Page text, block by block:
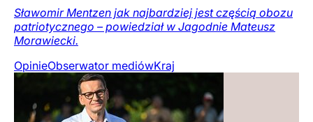
Sławomir Mentzen jak najbardziej jest częścią obozu
patriotycznego – powiedział w Jagodnie Mateusz
Morawiecki.
OpinieObserwator mediówKraj